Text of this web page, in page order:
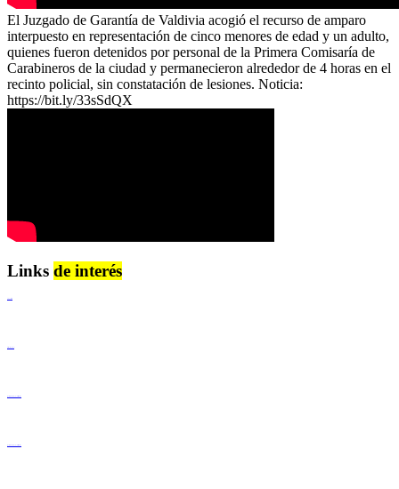
El Juzgado de Garantía de Valdivia acogió el recurso de amparo
interpuesto en representación de cinco menores de edad y un adulto,
quienes fueron detenidos por personal de la Primera Comisaría de
Carabineros de la ciudad y permanecieron alrededor de 4 horas en el
recinto policial, sin constatación de lesiones. Noticia:
https://bit.ly/33sSdQX
Links de interés